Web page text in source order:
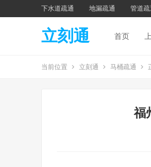
下水道疏通 地漏疏通 管道疏
立刻通 首页
当前位置 立刻通 马桶疏通
福